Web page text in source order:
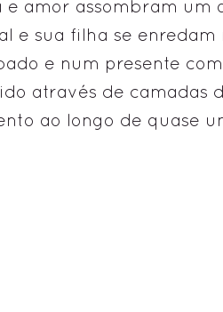
e amor assombram um
e sua filha se enredam
e num presente
através de camadas
ao longo de quase